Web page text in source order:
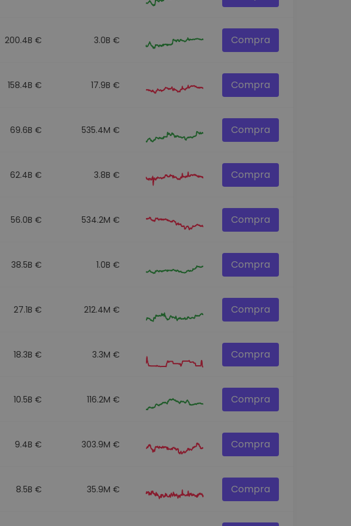
200.4B € 3.0B € Compra
158.4B € 17.9B € Compra
69.6B € 535.4M € Compra
62.4B € 3.8B € Compra
56.0B € 534.2M € Compra
38.5B € 1.0B € Compra
27.1B € 212.4M € Compra
18.3B € 3.3M € Compra
10.5B € 116.2M € Compra
9.4B € 303.9M € Compra
8.5B € 35.9M € Compra